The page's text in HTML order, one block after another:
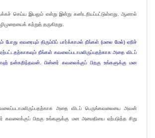
செய்ய இயலும் என்று இன்று கண்டறியப்பட்டுள்ளது. ஆனால்
கற்றுத் தருகிறது.
எவரையும் திரும்பிப் பார்க்காமல் நீங்கள் (மலை மேல்) ஏறிச்
நீங்கள் கவலைப்படாமலிருப்பதற்காக அதை விடப்
நன்கறிந்தவன். பின்னர் கவலைக்குப் பிறகு உங்களுக்கு மன
அதை விடப் பெருங்கவலையை அவன்
பிறகு உங்களுக்கு மன அமைதியை ஏற்படுத்த சிறு